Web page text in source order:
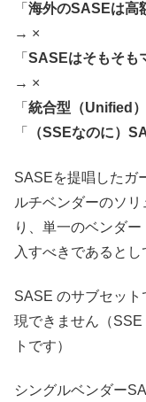
「 海外のSASEは高
→ ×
「 SASEはそもそも
→ ×
「 統合型（Unified
「
（SSEなのに）
SASEを提唱したガ
ルチベンダーのソ
り、単一のベンダ
入すべきであるとし
SASE のサブセッ
現できません（SSE
トです）
シングルベンダー